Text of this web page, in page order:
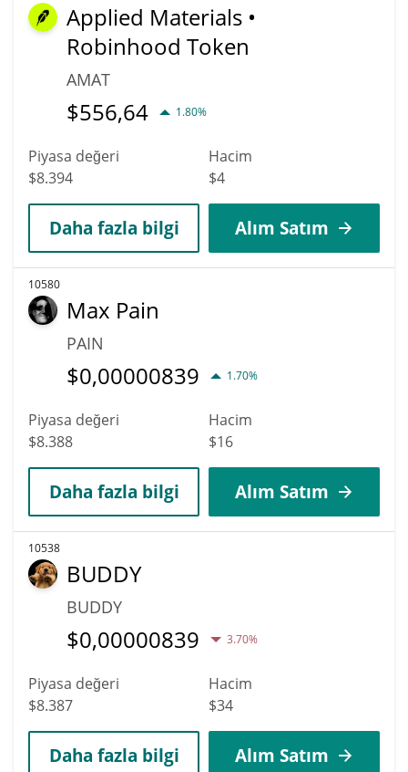
Applied Materials •
Robinhood Token
AMAT
$556,64 1.80%
Piyasa değeri
$8.394
Hacim
$4
Daha fazla bilgi Alım Satım
10580
Max Pain
PAIN
$0,00000839 1.70%
Piyasa değeri
$8.388
Hacim
$16
Daha fazla bilgi Alım Satım
10538
BUDDY
BUDDY
$0,00000839 3.70%
Piyasa değeri
$8.387
Hacim
$34
Daha fazla bilgi Alım Satım